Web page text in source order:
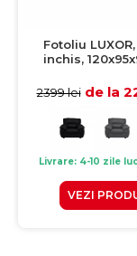
Fotoliu
inchis,
2399 lei de la
Livrare: 4-10 zile
VEZI